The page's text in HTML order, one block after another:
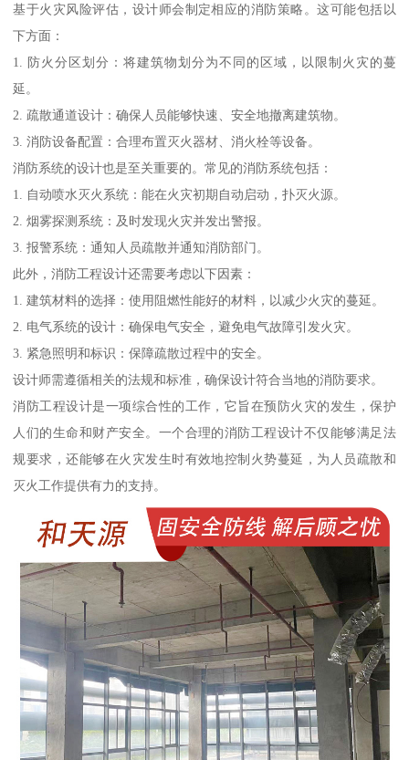
基于火灾风险评估，设计师会制定相应的消防策略。这可能包括以
下方面：
1. 防火分区划分：将建筑物划分为不同的区域，以限制火灾的蔓
延。
2. 疏散通道设计：确保人员能够快速、安全地撤离建筑物。
3. 消防设备配置：合理布置灭火器材、消火栓等设备。
消防系统的设计也是至关重要的。常见的消防系统包括：
1. 自动喷水灭火系统：能在火灾初期自动启动，扑灭火源。
2. 烟雾探测系统：及时发现火灾并发出警报。
3. 报警系统：通知人员疏散并通知消防部门。
此外，消防工程设计还需要考虑以下因素：
1. 建筑材料的选择：使用阻燃性能好的材料，以减少火灾的蔓延。
2. 电气系统的设计：确保电气安全，避免电气故障引发火灾。
3. 紧急照明和标识：保障疏散过程中的安全。
设计师需遵循相关的法规和标准，确保设计符合当地的消防要求。
消防工程设计是一项综合性的工作，它旨在预防火灾的发生，保护
人们的生命和财产安全。一个合理的消防工程设计不仅能够满足法
规要求，还能够在火灾发生时有效地控制火势蔓延，为人员疏散和
灭火工作提供有力的支持。